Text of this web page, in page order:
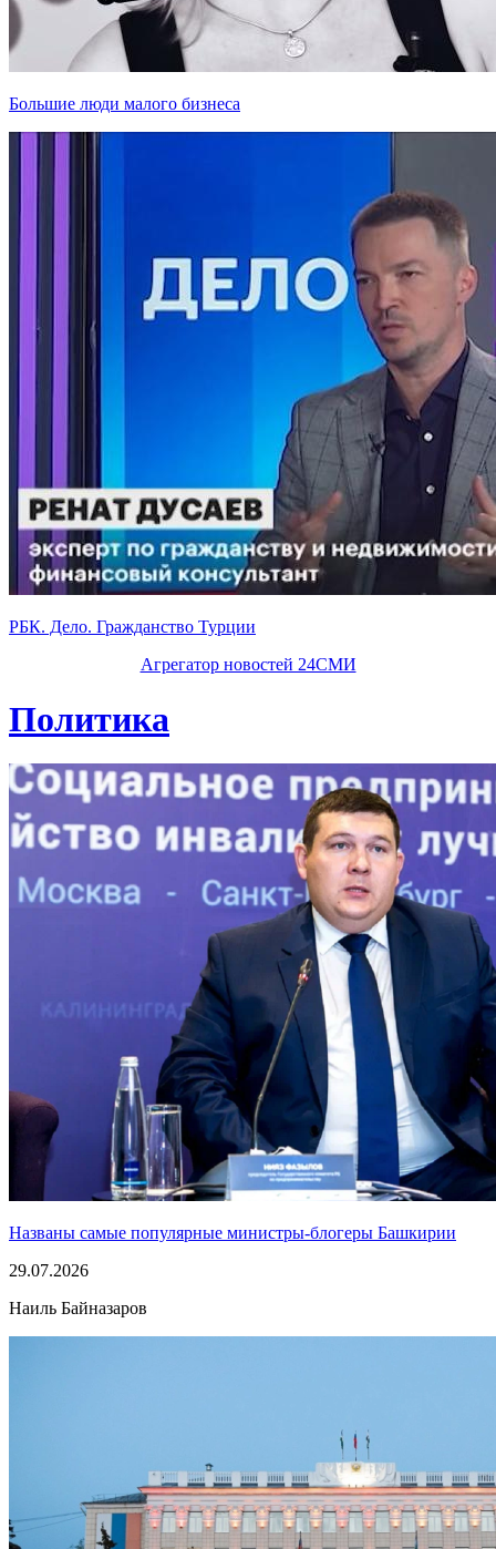
Большие люди малого бизнеса
РБК. Дело. Гражданство Турции
Агрегатор новостей 24СМИ
Политика
Названы самые популярные министры-блогеры Башкирии
29.07.2026
Наиль Байназаров